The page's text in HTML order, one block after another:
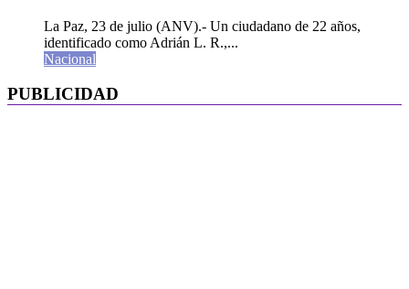
La Paz, 23 de julio (ANV).- Un ciudadano de 22 años,
identificado como Adrián L. R.,...
Nacional
PUBLICIDAD